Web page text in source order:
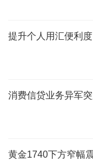
提升个人用汇便利
消费信贷业务异军
黄金1740下方窄幅